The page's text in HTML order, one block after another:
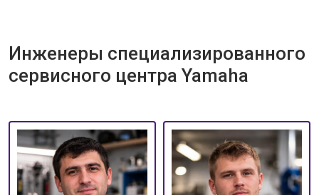
Инженеры специализированного
сервисного центра Yamaha